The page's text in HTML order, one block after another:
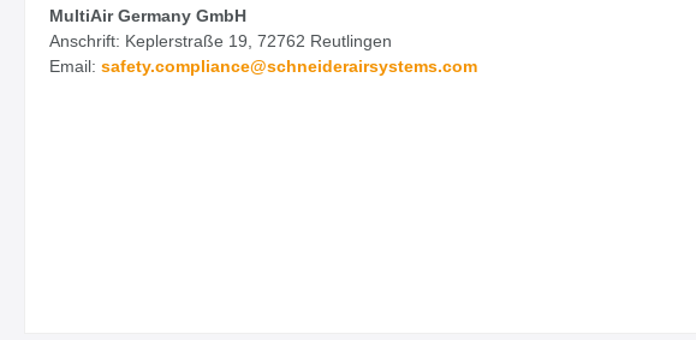
MultiAir Germany GmbH
Anschrift: Keplerstraße 19, 72762 Reutlingen
Email: safety.compliance@schneiderairsystems.com